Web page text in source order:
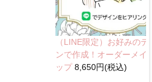
（LINE限定）お好みのデ
ンで作成！オーダーメイ
ップ8,650円(税込)